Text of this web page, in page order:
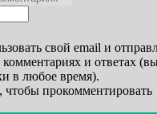
свой email и
и ответах
в любое время).
прокомментировать